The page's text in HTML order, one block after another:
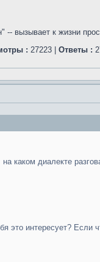
-- вызывает к жизни
: 27223 | Ответы :
каком диалекте
это интересует? Если